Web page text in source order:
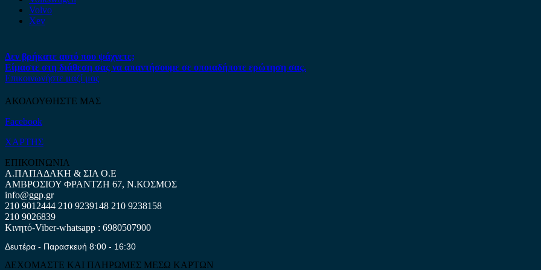
Volvo
Xev
Δεν βρήκατε αυτό που ψάχνετε;
Είμαστε στη διάθεση σας να απαντήσουμε σε οποιαδήποτε ερώτηση σας.
Επικοινωνήστε μαζί μας
ΑΚΟΛΟΥΘΗΣΤΕ ΜΑΣ
Facebook
ΧΑΡΤΗΣ
ΕΠΙΚΟΙΝΩΝΙΑ
Α.ΠΑΠΑΔΑΚΗ & ΣΙΑ Ο.Ε
ΑΜΒΡΟΣΙΟΥ ΦΡΑΝΤΖΗ 67, Ν.ΚΟΣΜΟΣ
info@ggp.gr
210 9012444 210 9239148 210 9238158
210 9026839
Κινητό-Viber-whatsapp : 6980507900
Δευτέρα - Παρασκευή 8:00 - 16:30
ΔΕΧΟΜΑΣΤΕ ΚΑΙ ΠΛΗΡΩΜΕΣ ΜΕΣΩ ΚΑΡΤΩΝ